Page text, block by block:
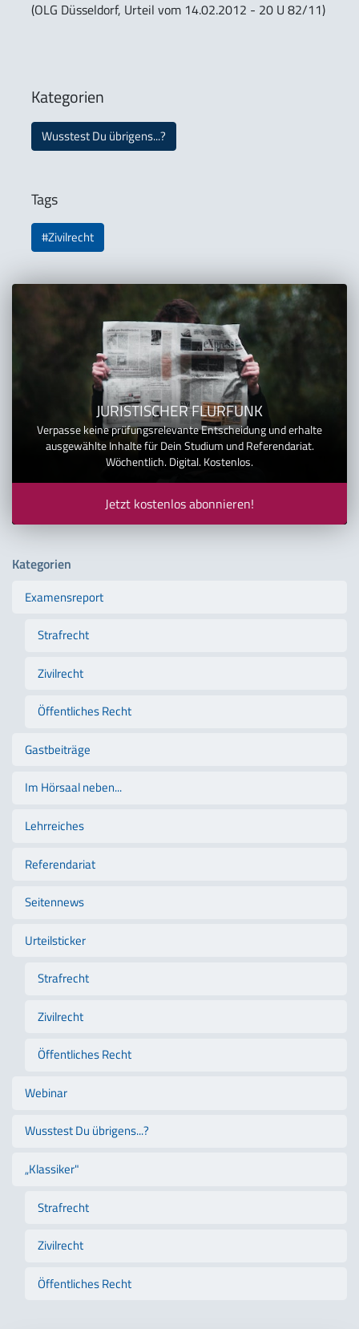
(OLG Düsseldorf, Urteil vom 14.02.2012 - 20 U 82/11)
Kategorien
Wusstest Du übrigens...?
Tags
#Zivilrecht
JURISTISCHER FLURFUNK
Verpasse keine prüfungsrelevante Entscheidung und erhalte
ausgewählte Inhalte für Dein Studium und Referendariat.
Wöchentlich. Digital. Kostenlos.
Jetzt kostenlos abonnieren!
Kategorien
Examensreport
Strafrecht
Zivilrecht
Öffentliches Recht
Gastbeiträge
Im Hörsaal neben...
Lehrreiches
Referendariat
Seitennews
Urteilsticker
Strafrecht
Zivilrecht
Öffentliches Recht
Webinar
Wusstest Du übrigens...?
„Klassiker"
Strafrecht
Zivilrecht
Öffentliches Recht